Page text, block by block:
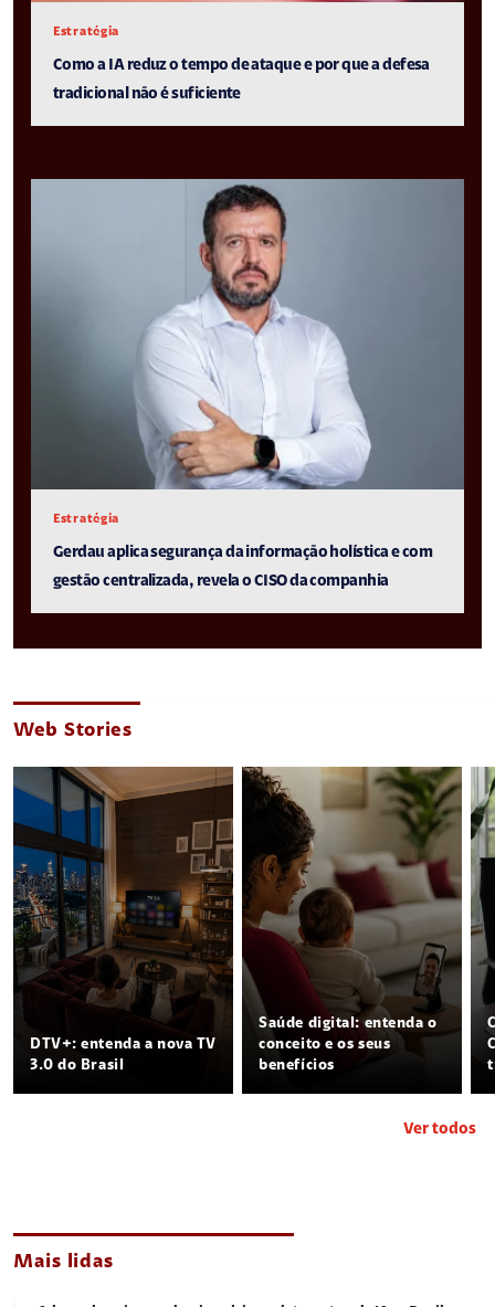
Estratégia
Como a IA reduz o tempo de ataque e por que a defesa
tradicional não é suficiente
Estratégia
Gerdau aplica segurança da informação holística e com
gestão centralizada, revela o CISO da companhia
Web Stories
DTV+: entenda a nova TV
3.0 do Brasil
Saúde digital: entenda o
conceito e os seus
benefícios
Ver todos
Mais lidas